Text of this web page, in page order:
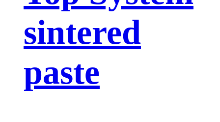
sintered
paste